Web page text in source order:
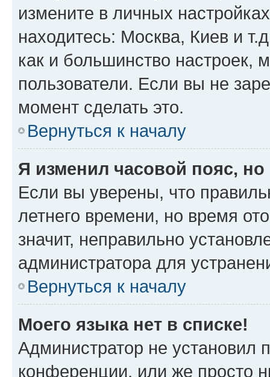
измените в личных
находитесь: Москва, Киев и
как и большинство настроек,
пользователи. Если вы не
момент сделать это.
Вернуться к началу
Я изменил часовой пояс,
Если вы уверены, что
летнего времени, но время
значит, неправильно
администратора для
Вернуться к началу
Моего языка нет в списке!
Администратор не установил
конференции, или же просто